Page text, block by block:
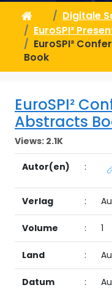
Digitale
EuroSPI²
EuroSPI²
Book
EuroSPI²
Abstracts
Views: 2.1K
Autor(en) :
Verlag :
Volume : 1
Land :
Datum :